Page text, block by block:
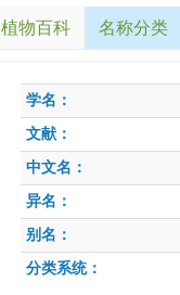
植物百科 名称分类
学名：
文献：
中文名：
异名：
别名：
分类系统：